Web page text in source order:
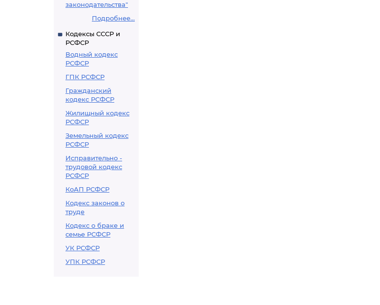
законодательства"
Подробнее...
Кодексы СССР и
РСФСР
Водный кодекс
РСФСР
ГПК РСФСР
Гражданский
кодекс РСФСР
Жилищный кодекс
РСФСР
Земельный кодекс
РСФСР
Исправительно -
трудовой кодекс
РСФСР
КоАП РСФСР
Кодекс законов о
труде
Кодекс о браке и
семье РСФСР
УК РСФСР
УПК РСФСР